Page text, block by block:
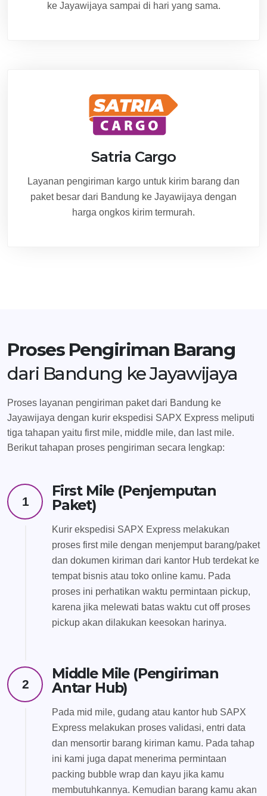
ke Jayawijaya sampai di hari yang sama.
Satria Cargo
Layanan pengiriman kargo untuk kirim barang dan
paket besar dari Bandung ke Jayawijaya dengan
harga ongkos kirim termurah.
Proses Pengiriman Barang
dari Bandung ke Jayawijaya
Proses layanan pengiriman paket dari Bandung ke
Jayawijaya dengan kurir ekspedisi SAPX Express meliputi
tiga tahapan yaitu first mile, middle mile, dan last mile.
Berikut tahapan proses pengiriman secara lengkap:
1
First Mile (Penjemputan
Paket)
Kurir ekspedisi SAPX Express melakukan
proses first mile dengan menjemput barang/paket
dan dokumen kiriman dari kantor Hub terdekat ke
tempat bisnis atau toko online kamu. Pada
proses ini perhatikan waktu permintaan pickup,
karena jika melewati batas waktu cut off proses
pickup akan dilakukan keesokan harinya.
2
Middle Mile (Pengiriman
Antar Hub)
Pada mid mile, gudang atau kantor hub SAPX
Express melakukan proses validasi, entri data
dan mensortir barang kiriman kamu. Pada tahap
ini kami juga dapat menerima permintaan
packing bubble wrap dan kayu jika kamu
membutuhkannya. Kemudian barang kamu akan